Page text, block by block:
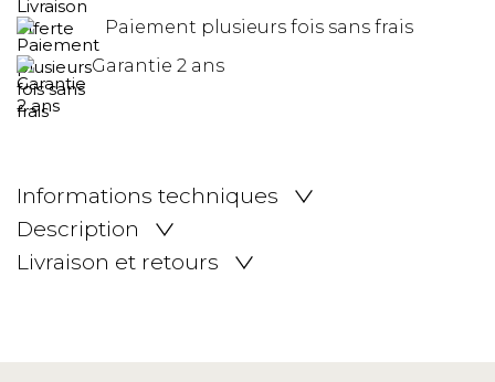
Paiement plusieurs fois sans frais
Garantie 2 ans
Informations techniques
Description
Livraison et retours